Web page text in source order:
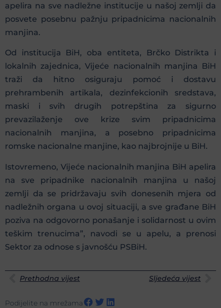
apelira na sve nadležne institucije u našoj zemlji da
posvete posebnu pažnju pripadnicima nacionalnih
manjina.
Od institucija BiH, oba entiteta, Brčko Distrikta i
lokalnih zajednica, Vijeće nacionalnih manjina BiH
traži da hitno osiguraju pomoć i dostavu
prehrambenih artikala, dezinfekcionih sredstava,
maski i svih drugih potrepština za sigurno
prevazilaženje ove krize svim pripadnicima
nacionalnih manjina, a posebno pripadnicima
romske nacionalne manjine, kao najbrojnije u BiH.
Istovremeno, Vijeće nacionalnih manjina BiH apelira
na sve pripadnike nacionalnih manjina u našoj
zemlji da se pridržavaju svih donesenih mjera od
nadležnih organa u ovoj situaciji, a sve građane BiH
poziva na odgovorno ponašanje i solidarnost u ovim
teškim trenucima”, navodi se u apelu, a prenosi
Sektor za odnose s javnošću PSBiH.
Prethodna vijest Sljedeća vijest
Podijelite na mrežama